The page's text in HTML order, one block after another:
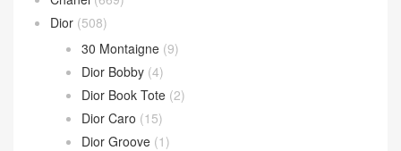
Jodie 手提包
Loop 斜挎包
(4)
Parachute Bag
Sardine Hobo (4)
Wallace Bag (10)
Celine(340)